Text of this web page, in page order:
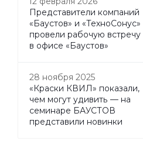
Представители компаний
«Баустов» и «ТехноСонус»
провели рабочую встречу
в офисе «Баустов»
28 ноября 2025
«Краски КВИЛ» показали,
чем могут удивить — на
семинаре БАУСТОВ
представили новинки